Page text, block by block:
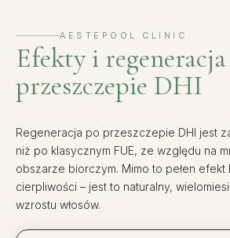
AESTEPOOL CLINIC
Efekty i
przeszczepie DHI
Regeneracja po przeszczepie DHI jest
niż po klasycznym FUE, ze względu na
obszarze biorczym. Mimo to pełen
cierpliwości – jest to naturalny,
wzrostu włosów.